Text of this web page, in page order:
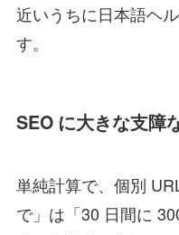
近いうちに日本語ヘ
す。
SEO に大きな支障
単純計算で、個別
で」は「30 日間に